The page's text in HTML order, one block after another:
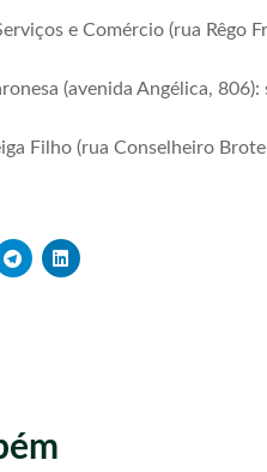
e Comércio (rua Rêgo
(avenida Angélica,
Filho (rua Conselheiro